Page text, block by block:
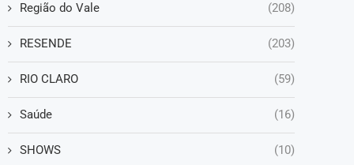
Região do Vale (208)
RESENDE (203)
RIO CLARO (59)
Saúde (16)
SHOWS (10)